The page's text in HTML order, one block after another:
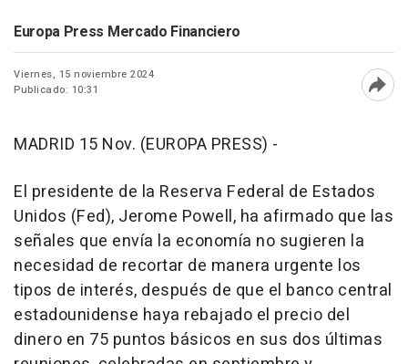
Europa Press Mercado Financiero
Viernes, 15 noviembre 2024
Publicado: 10:31
MADRID 15 Nov. (EUROPA PRESS) -
El presidente de la Reserva Federal de Estados
Unidos (Fed), Jerome Powell, ha afirmado que las
señales que envía la economía no sugieren la
necesidad de recortar de manera urgente los
tipos de interés, después de que el banco central
estadounidense haya rebajado el precio del
dinero en 75 puntos básicos en sus dos últimas